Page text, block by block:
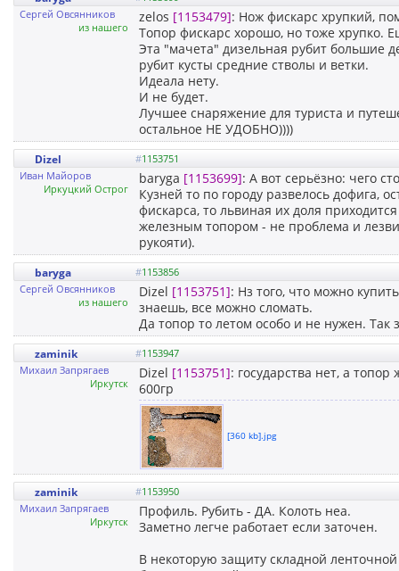
Сергей Овсянников
из нашего
zelos [1153479]: Нож фискарс хрупкий,
Топор фискарс хорошо, но тоже хрупко.
Эта "мачета" дизельная рубит большие
рубит кусты средние стволы и ветки.
Идеала нету.
И не будет.
Лучшее снаряжение для туриста и
остальное НЕ УДОБНО))))
Dizel #1153751
Иван Майоров
Иркуцкий Острог
baryga [1153699]: А вот серьёзно: чего
Кузней то по городу развелось дофига,
фискарса, то львиная их доля
железным топором - не проблема и
рукояти).
baryga #1153856
Сергей Овсянников
из нашего
Dizel [1153751]: Нз того, что можно
знаешь, все можно сломать.
Да топор то летом особо и не нужен.
zaminik #1153947
Михаил Запрягаев
Иркутск
Dizel [1153751]: государства нет, а топор
600гр
[360 kb].jpg
zaminik #1153950
Михаил Запрягаев
Иркутск
Профиль. Рубить - ДА. Колоть неа.
Заметно легче работает если заточен.
В некоторую защиту складной